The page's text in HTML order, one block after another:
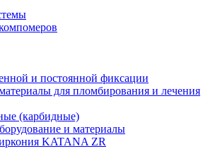
и постоянной фиксации
для пломбирования и лечения
(карбидные)
и материалы
KATANA ZR